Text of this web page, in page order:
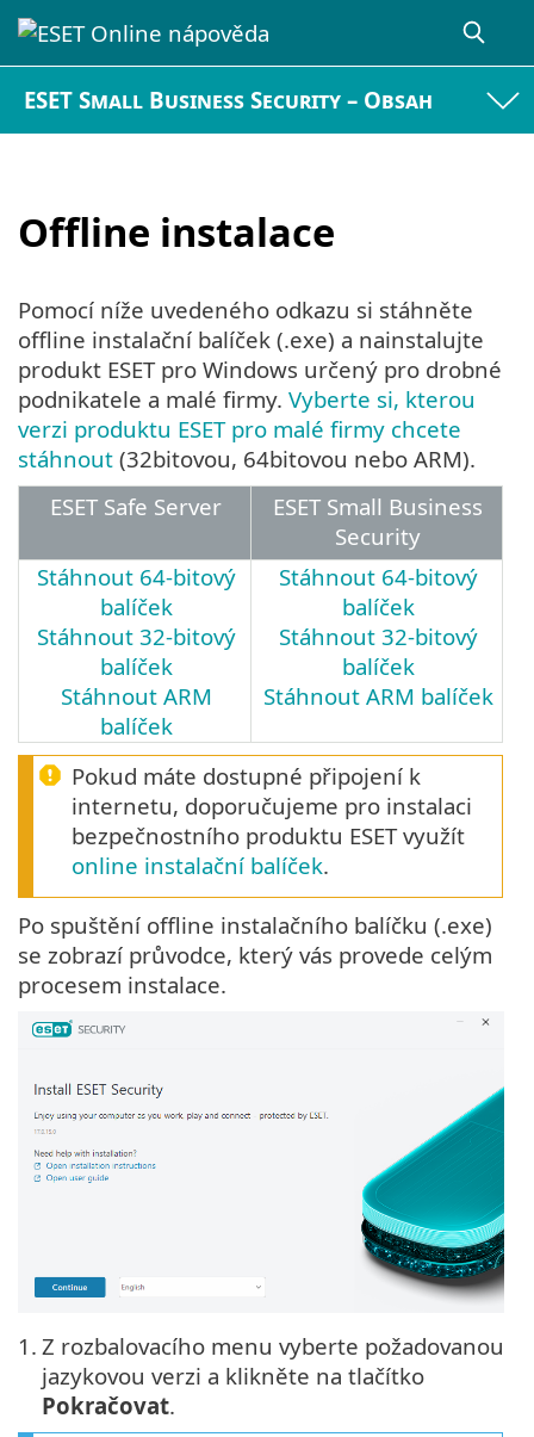
ESET Small Business Security – Obsah
Offline instalace
Pomocí níže uvedeného odkazu si stáhněte
offline instalační balíček (.exe) a nainstalujte
produkt ESET pro Windows určený pro drobné
podnikatele a malé firmy. Vyberte si, kterou
verzi produktu ESET pro malé firmy chcete
stáhnout (32bitovou, 64bitovou nebo ARM).
ESET Safe Server
ESET Small Business
Security
Stáhnout 64-bitový
balíček
Stáhnout 32-bitový
balíček
Stáhnout ARM
balíček
Stáhnout 64-bitový
balíček
Stáhnout 32-bitový
balíček
Stáhnout ARM balíček
Pokud máte dostupné připojení k
internetu, doporučujeme pro instalaci
bezpečnostního produktu ESET využít
online instalační balíček.
Po spuštění offline instalačního balíčku (.exe)
se zobrazí průvodce, který vás provede celým
procesem instalace.
1. Z rozbalovacího menu vyberte požadovanou
jazykovou verzi a klikněte na tlačítko
Pokračovat.